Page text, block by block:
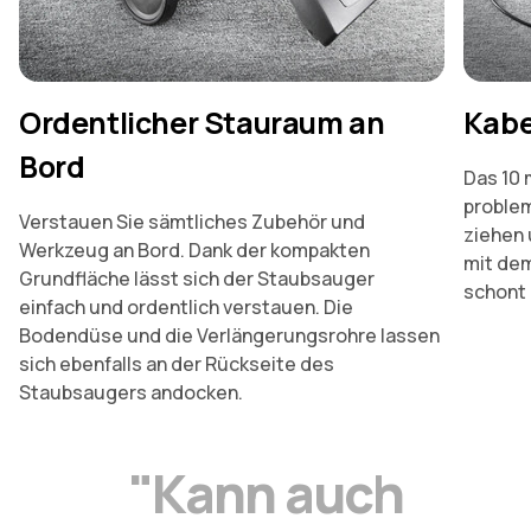
Ordentlicher Stauraum an
Bord
Verstauen Sie sämtliches Zubehör und
Werkzeug an Bord. Dank der kompakten
Grundfläche lässt sich der Staubsauger
einfach und ordentlich verstauen. Die
Bodendüse und die Verlängerungsrohre lassen
sich ebenfalls an der Rückseite des
Staubsaugers andocken.
Das
ziehen
mit
schont
"Kannauch